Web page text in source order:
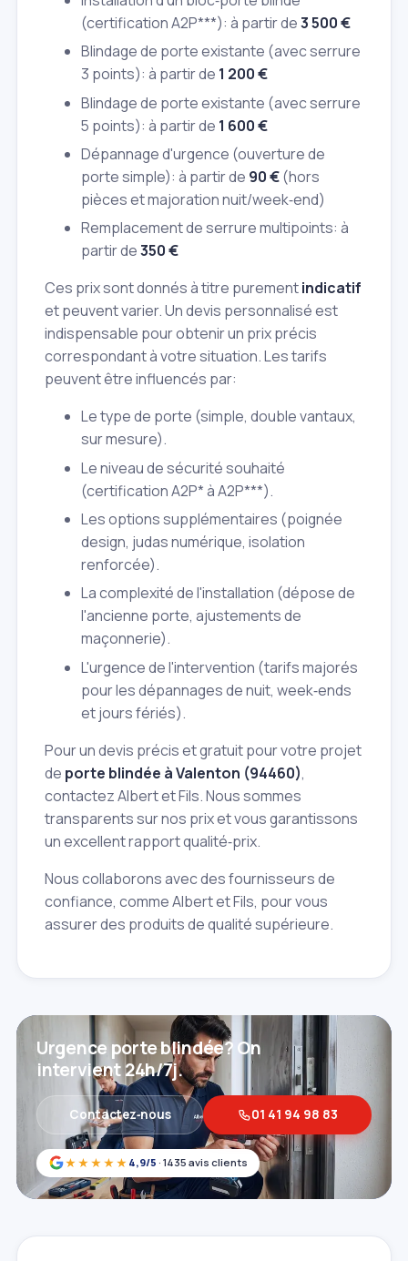
(certification A2P***): à partir de3 500 €
Blindage de porte existante (avec serrure
3 points): à partir de 1 200 €
Blindage de porte existante (avec serrure
5 points): à partir de 1 600 €
Dépannage d'urgence (ouverture de
porte simple): à partir de 90 €(hors
pièces et majoration nuit/week‑end)
Remplacement de serrure multipoints: à
partir de350 €
Ces prix sont donnés à titre purementindicatif
et peuvent varier. Un devis personnalisé est
indispensable pour obtenir un prix précis
correspondant à votre situation. Les tarifs
peuvent être influencés par:
Le type de porte (simple, double vantaux,
sur mesure).
Le niveau de sécurité souhaité
(certification A2P* à A2P***).
Les options supplémentaires (poignée
design, judas numérique, isolation
renforcée).
La complexité de l'installation (dépose de
l'ancienne porte, ajustements de
maçonnerie).
L'urgence de l'intervention (tarifs majorés
pour les dépannages de nuit, week‑ends
et jours fériés).
Pour un devis précis et gratuit pour votre projet
de porte blindée à Valenton (94460),
contactez Albert et Fils. Nous sommes
transparents sur nos prix et vous garantissons
un excellent rapport qualité‑prix.
Nous collaborons avec des fournisseurs de
confiance, comme Albert et Fils, pour vous
assurer des produits de qualité supérieure.
★★★★★ 4,9/5 · 1435 avis clients
Urgence porte blindée? On
intervient 24h/7j.
Contactez‑nous 01 41 94 98 83